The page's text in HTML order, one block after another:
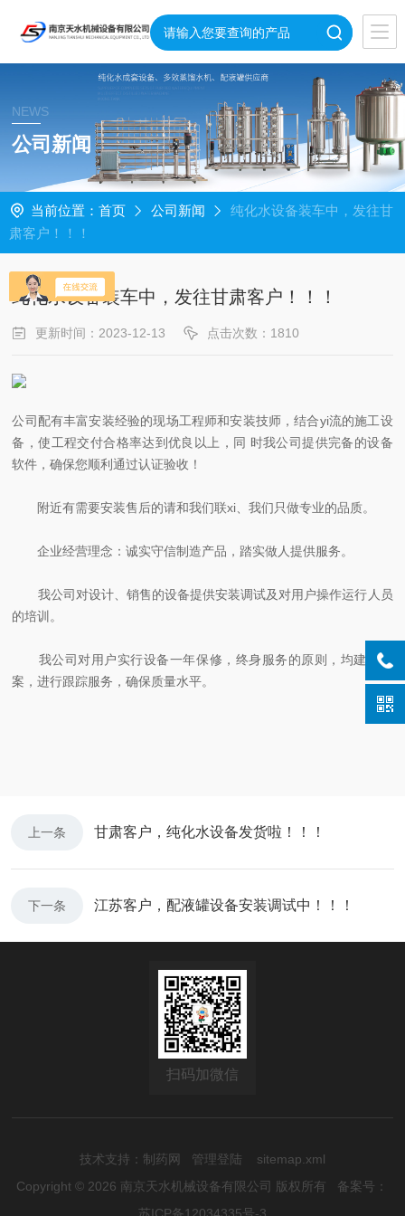
NEWS
公司新闻
当前位置： 首页 公司新闻
纯化水设备装车中，发往甘
肃客户！！！
纯化水设备装车中，发往甘肃客户！！！
更新时间：2023-12-13 点击次数：1810
公司配有丰富安装经验的现场工程师和安装技师，结合yi流的施工设
备，使工程交付合格率达到优良以上，同 时我公司提供完备的设备
软件，确保您顺利通过认证验收！
附近有需要安装售后的请和我们联xi、我们只做专业的品质。
企业经营理念：诚实守信制造产品，踏实做人提供服务。
我公司对设计、销售的设备提供安装调试及对用户操作运行人员
的培训。
我公司对用户实行设备一年保修，终身服务的原则，均建立档
案，进行跟踪服务，确保质量水平。
上一条 甘肃客户，纯化水设备发货啦！！！
下一条 江苏客户，配液罐设备安装调试中！！！
扫码加微信
技术支持： 制药网 管理登陆
sitemap.xml
Copyright © 2026 南京天水机械设备有限公司 版权所有 备案号：